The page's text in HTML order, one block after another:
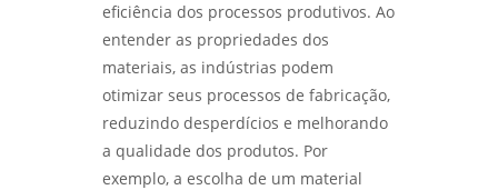
DESVENDANDO OS SEGREDOS DOS ENSAIOS
MECÂNICOS E METALÚRGICOS PARA
INOVAÇÃO - LABMETAL
DESVENDANDO OS ENSAIOS MECÂNICOS
DESTRUTIVOS: O QUE ELES REVELAM? -
LABMETAL
eficiência dos processos produtivos. Ao
entender as propriedades dos
materiais, as indústrias podem
otimizar seus processos de fabricação,
reduzindo desperdícios e melhorando
a qualidade dos produtos. Por
exemplo, a escolha de um material